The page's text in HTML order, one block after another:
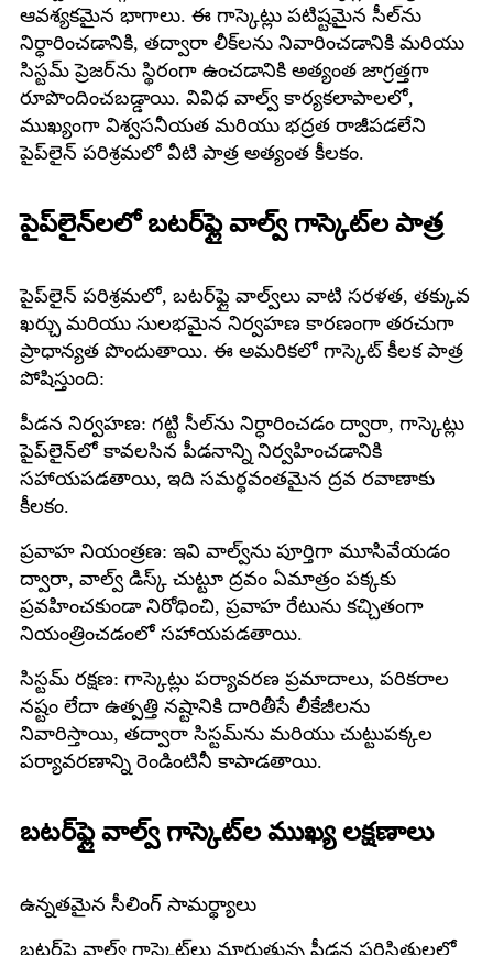
ఆవశ్యకమైన భాగాలు. ఈ గాస్కెట్లు పటిష్టమైన సీల్‌ను
నిర్ధారించడానికి, తద్వారా లీక్‌లను నివారించడానికి మరియు
సిస్టమ్ ప్రెజర్‌ను స్థిరంగా ఉంచడానికి అత్యంత జాగ్రత్తగా
రూపొందించబడ్డాయి. వివిధ వాల్వ్ కార్యకలాపాలలో,
ముఖ్యంగా విశ్వసనీయత మరియు భద్రత రాజీపడలేని
పైప్‌లైన్ పరిశ్రమలో వీటి పాత్ర అత్యంత కీలకం.
పైప్‌లైన్‌లలో బటర్‌ఫ్లై వాల్వ్ గాస్కెట్‌ల పాత్ర
పైప్‌లైన్ పరిశ్రమలో, బటర్‌ఫ్లై వాల్వ్‌లు వాటి సరళత, తక్కువ
ఖర్చు మరియు సులభమైన నిర్వహణ కారణంగా తరచుగా
ప్రాధాన్యత పొందుతాయి. ఈ అమరికలో గాస్కెట్ కీలక పాత్ర
పోషిస్తుంది:
పీడన నిర్వహణ: గట్టి సీల్‌ను నిర్ధారించడం ద్వారా, గాస్కెట్లు
పైప్‌లైన్‌లో కావలసిన పీడనాన్ని నిర్వహించడానికి
సహాయపడతాయి, ఇది సమర్థవంతమైన ద్రవ రవాణాకు
కీలకం.
ప్రవాహ నియంత్రణ: ఇవి వాల్వ్‌ను పూర్తిగా మూసివేయడం
ద్వారా, వాల్వ్ డిస్క్ చుట్టూ ద్రవం ఏమాత్రం పక్కకు
ప్రవహించకుండా నిరోధించి, ప్రవాహ రేటును కచ్చితంగా
నియంత్రించడంలో సహాయపడతాయి.
సిస్టమ్ రక్షణ: గాస్కెట్లు పర్యావరణ ప్రమాదాలు, పరికరాల
నష్టం లేదా ఉత్పత్తి నష్టానికి దారితీసే లీకేజీలను
నివారిస్తాయి, తద్వారా సిస్టమ్‌ను మరియు చుట్టుపక్కల
పర్యావరణాన్ని రెండింటినీ కాపాడతాయి.
బటర్‌ఫ్లై వాల్వ్ గాస్కెట్‌ల ముఖ్య లక్షణాలు
ఉన్నతమైన సీలింగ్ సామర్థ్యాలు
బటర్‌ఫ్లై వాల్వ్ గాస్కెట్‌లు మారుతున్న పీడన పరిస్థితులలో